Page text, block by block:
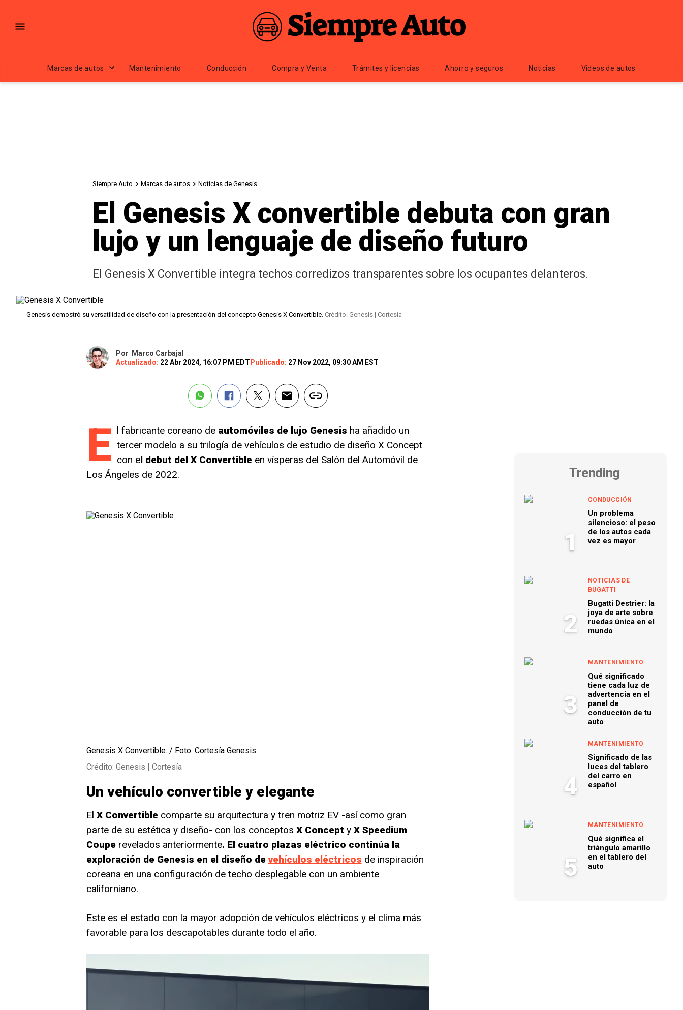
Marcas de autos Mantenimiento Conducción Compra y Venta Trámites y licencias Ahorro y seguros Noticias Videos de autos
Siempre Auto Marcas de autos Noticias de Genesis
El Genesis X convertible debuta con gran
lujo y un lenguaje de diseño futuro
El Genesis X Convertible integra techos corredizos transparentes sobre los ocupantes delanteros.
Genesis demostró su versatilidad de diseño con la presentación del concepto Genesis X Convertible. Crédito: Genesis | Cortesía
Por
Marco Carbajal
Actualizado: 22 Abr 2024, 16:07 PM EDT Publicado: 27 Nov 2022, 09:30 AM EST
E l fabricante coreano de automóviles de lujo Genesis ha añadido un
tercer modelo a su trilogía de vehículos de estudio de diseño X Concept
con el debut del X Convertible en vísperas del Salón del Automóvil de
Los Ángeles de 2022.
Genesis X Convertible. / Foto: Cortesía Genesis.
Crédito: Genesis | Cortesía
Un vehículo convertible y elegante
El X Convertible comparte su arquitectura y tren motriz EV -así como gran
parte de su estética y diseño- con los conceptos X Concept y X Speedium
Couperevelados anteriormente. El cuatro plazas eléctrico continúa la
exploración de Genesis en el diseño devehículos eléctricos de inspiración
coreana en una configuración de techo desplegable con un ambiente
californiano.
Este es el estado con la mayor adopción de vehículos eléctricos y el clima más
favorable para los descapotables durante todo el año.
Trending
1
CONDUCCIÓN
Un problema
silencioso: el peso
de los autos cada
vez es mayor
2
NOTICIAS DE
BUGATTI
Bugatti Destrier: la
joya de arte sobre
ruedas única en el
mundo
3
MANTENIMIENTO
Qué significado
tiene cada luz de
advertencia en el
panel de
conducción de tu
auto
4
MANTENIMIENTO
Significado de las
luces del tablero
del carro en
español
5
MANTENIMIENTO
Qué significa el
triángulo amarillo
en el tablero del
auto